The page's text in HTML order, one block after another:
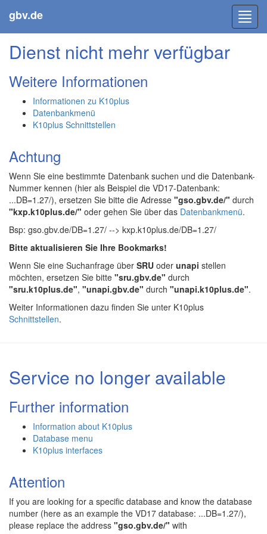
gbv.de
Dienst nicht mehr verfügbar
Weitere Informationen
Informationen zu K10plus
Datenbankmenü
K10plus Schnittstellen
Achtung
Wenn Sie eine bestimmte Datenbank suchen und die Datenbank-
Nummer kennen (hier als Beispiel die VD17-Datenbank:
...DB=1.27/), ersetzen Sie bitte die Adresse "gso.gbv.de/" durch
"kxp.k10plus.de/" oder gehen Sie über das Datenbankmenü.
Bsp: gso.gbv.de/DB=1.27/ --> kxp.k10plus.de/DB=1.27/
Bitte aktualisieren Sie Ihre Bookmarks!
Wenn Sie eine Suchanfrage über SRU oder unapi stellen
möchten, ersetzen Sie bitte "sru.gbv.de" durch
"sru.k10plus.de", "unapi.gbv.de" durch "unapi.k10plus.de".
Weiter Informationen dazu finden Sie unter K10plus
Schnittstellen.
Service no longer available
Further information
Information about K10plus
Database menu
K10plus interfaces
Attention
If you are looking for a specific database and know the database
number (here as an example the VD17 database: ...DB=1.27/),
please replace the address "gso.gbv.de/" with